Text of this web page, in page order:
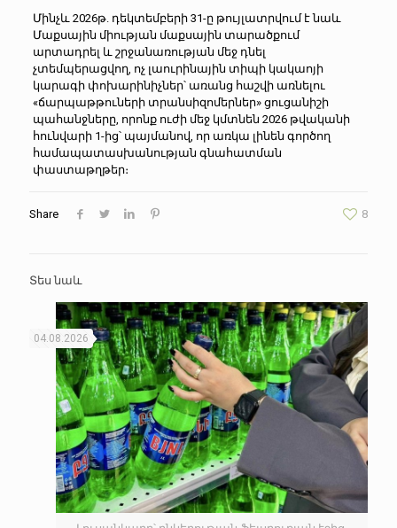
Մինչև 2026թ. դեկտեմբերի 31-ը թույլատրվում է նաև
Մաքսային միության մաքսային տարածքում
արտադրել և շրջանառության մեջ դնել
չտեմպերացվող, ոչ լաուրինային տիպի կակաոյի
կարագի փոխարինիչներ՝ առանց հաշվի առնելու
«ճարպաթթուների տրանսիզոմերներ» ցուցանիշի
պահանջները, որոնք ուժի մեջ կմտնեն 2026 թվականի
հունվարի 1-ից՝ պայմանով, որ առկա լինեն գործող
համապատասխանության գնահատման
փաստաթղթեր։
Share 8
Տես նաև
04.08.2026